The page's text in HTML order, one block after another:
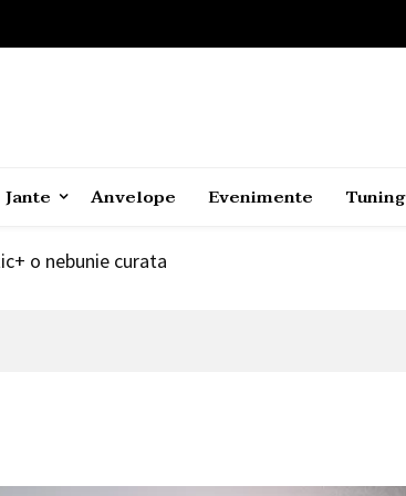
Jante Anvelope Evenimente Tuning
Hyundai Ioniq 5 in categoria New Energy
electric coupe
electric coupe